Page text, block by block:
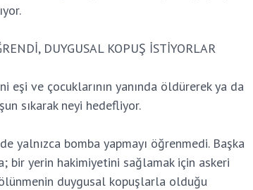
DUYGUSAL KOPUŞ İSTİYORLAR
eşi ve çocuklarının yanında öldürerek ya da
sıkarak neyi hedefliyor.
yalnızca bomba yapmayı öğrenmedi. Başka
bir yerin hakimiyetini sağlamak için askeri
duygusal kopuşlarla olduğu